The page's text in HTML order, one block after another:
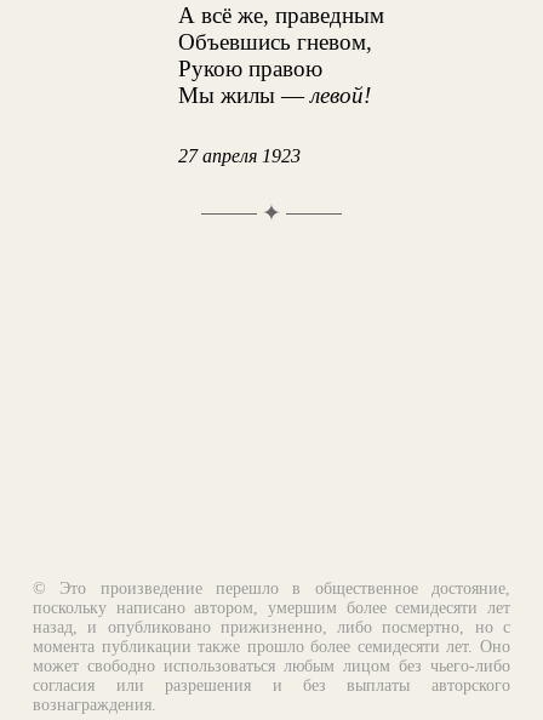
А всё же, праведным
Объевшись гневом,
Рукою правою
Мы жилы —левой!
27 апреля 1923
✦
© Это произведение перешло в общественное достояние,
поскольку написано автором, умершим более семидесяти лет
назад, и опубликовано прижизненно, либо посмертно, но с
момента публикации также прошло более семидесяти лет. Оно
может свободно использоваться любым лицом без чьего-либо
согласия или разрешения и без выплаты авторского
вознаграждения.